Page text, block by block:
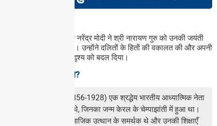
हाल ही में प्रधानमंत्री श्री नरेंद्र मोदी ने श्री नारायण गुरु को उनकी जयंती
पर श्रद्धांजलि अर्पित की है। उन्होंने दलितों के हितों की वकालत की और अपनी
बुद्धिमत्ता से सामाजिक परिदृश्य को बदल दिया।
श्री नारायण गुरु कौन थे?
श्री नारायण गुरु (1856-1928) एक श्रद्धेय भारतीय आध्यात्मिक नेता
और समाज सुधारक थे, जिनका जन्म केरल के चेम्पाझांती में हुआ था।
वह समानता और सामाजिक उत्थान के समर्थक थे और उनकी शिक्षाएँ